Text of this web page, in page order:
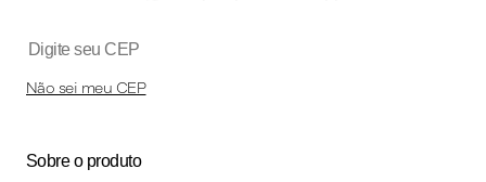
Não sei meu CEP
Sobre o produto